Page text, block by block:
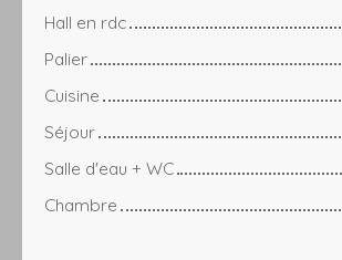
Hall en rdc
Palier
Cuisine
Séjour
Salle d'eau + WC
Chambre